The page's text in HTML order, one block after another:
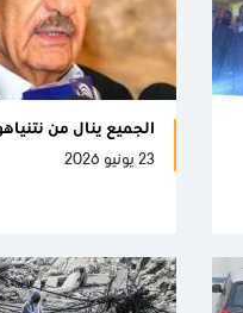
الجميع ينال من
23 يونيو 2026